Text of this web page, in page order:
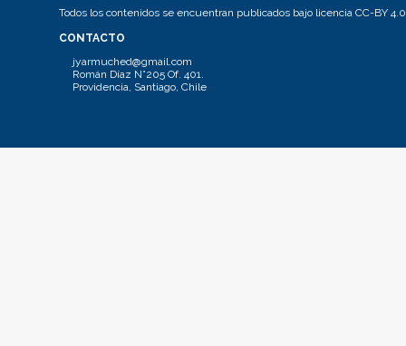
Todos los contenidos se encuentran publicados bajo licencia CC-BY 4.0
CONTACTO
jyarmuched@gmail.com
Román Díaz N°205 Of. 401.
Providencia, Santiago, Chile